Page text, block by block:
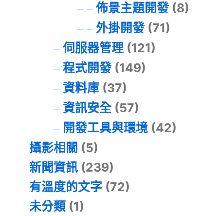
佈景主題開發(8)
外掛開發(71)
伺服器管理(121)
程式開發(149)
資料庫(37)
資訊安全(57)
開發工具與環境(42)
攝影相關 (5)
新聞資訊 (239)
有溫度的文字 (72)
未分類 (1)